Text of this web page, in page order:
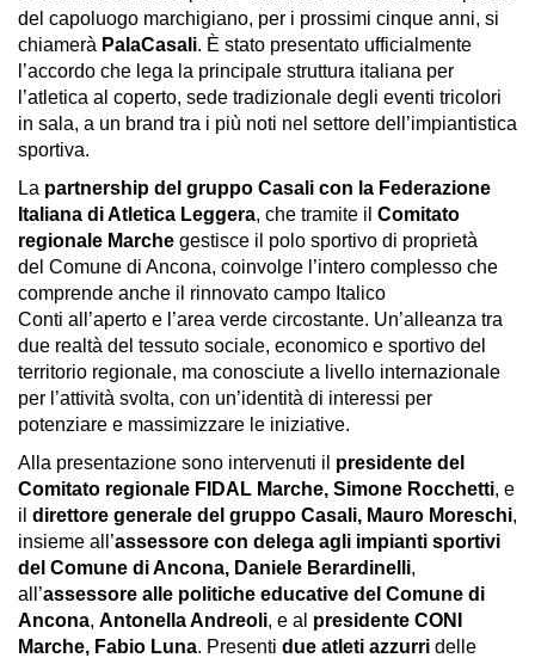
del capoluogo marchigiano, per i prossimi cinque anni, si
chiamerà PalaCasali. È stato presentato ufficialmente
l’accordo che lega la principale struttura italiana per
l’atletica al coperto, sede tradizionale degli eventi tricolori
in sala, a un brand tra i più noti nel settore dell’impiantistica
sportiva.
La partnership del gruppo Casali con la Federazione
Italiana di Atletica Leggera, che tramite il Comitato
regionale Marche gestisce il polo sportivo di proprietà
del Comune di Ancona, coinvolge l’intero complesso che
comprende anche il rinnovato campo Italico
Conti all’aperto e l’area verde circostante. Un’alleanza tra
due realtà del tessuto sociale, economico e sportivo del
territorio regionale, ma conosciute a livello internazionale
per l’attività svolta, con un’identità di interessi per
potenziare e massimizzare le iniziative.
Alla presentazione sono intervenuti il presidente del
Comitato regionale FIDAL Marche, Simone Rocchetti, e
il direttore generale del gruppo Casali, Mauro Moreschi,
insieme all’assessore con delega agli impianti sportivi
del Comune di Ancona, Daniele Berardinelli,
all’assessore alle politiche educative del Comune di
Ancona, Antonella Andreoli, e al presidente CONI
Marche, Fabio Luna. Presenti due atleti azzurri delle